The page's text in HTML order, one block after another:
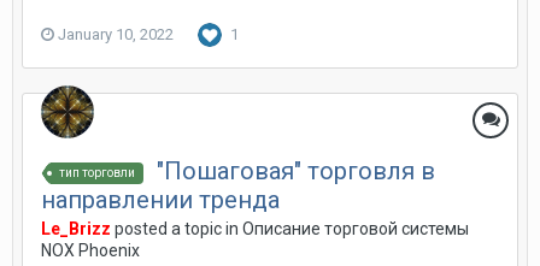
January 10, 2022 1
тип торговли
"Пошаговая" торговля в
направлении тренда
Le_Brizz posted a topic in Описание торговой системы
NOX Phoenix